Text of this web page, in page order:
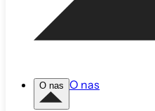
O nas O nas